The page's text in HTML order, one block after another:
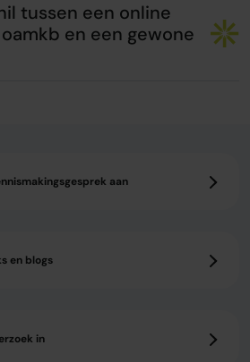
tussen een online
en een gewone
aan
en blogs
in